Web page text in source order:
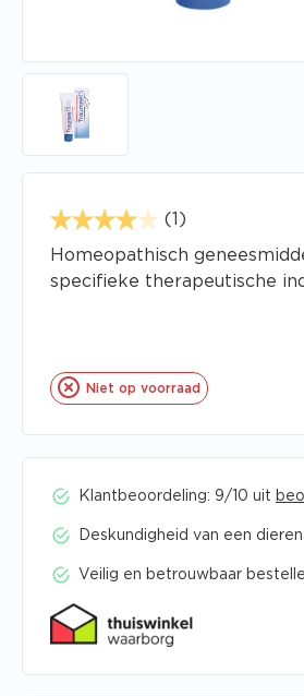
(1)
Homeopathisch
specifieke therapeutische
Niet op voorraad
Klantbeoordeling: 9/10 uit
Deskundigheid van een
Veilig en betrouwbaar